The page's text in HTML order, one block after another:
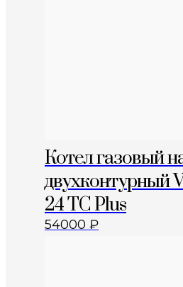
Котел газовый
двухконтурный
24 TC Plus
54000 ₽